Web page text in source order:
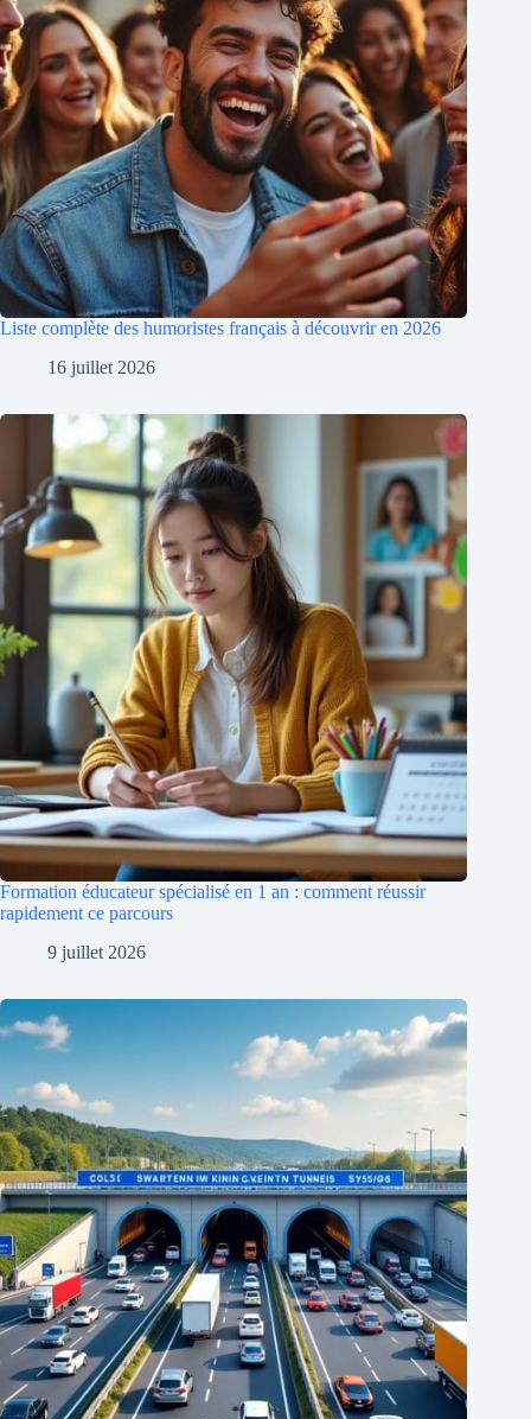
Liste complète des humoristes français à découvrir en 2026
16 juillet 2026
Formation éducateur spécialisé en 1 an : comment réussir
rapidement ce parcours
9 juillet 2026